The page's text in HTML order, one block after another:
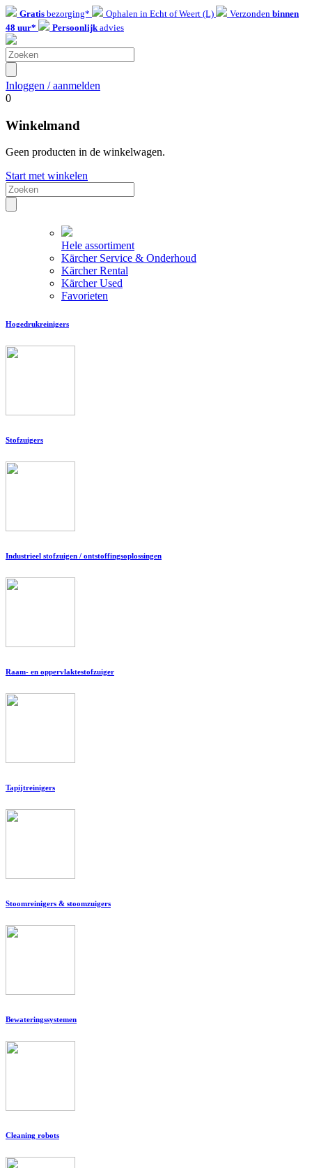
Gratis bezorging* Ophalen in Echt of Weert (L) Verzonden binnen
48 uur*
Persoonlijkadvies
Inloggen / aanmelden
0
Winkelmand
Geen producten in de winkelwagen.
Start met winkelen
Hele assortiment
Kärcher Service & Onderhoud
Kärcher Rental
Kärcher Used
Favorieten
Hogedrukreinigers
Stofzuigers
Industrieel stofzuigen / ontstoffingsoplossingen
Raam- en oppervlaktestofzuiger
Tapijtreinigers
Stoomreinigers & stoomzuigers
Bewateringssystemen
Cleaning robots